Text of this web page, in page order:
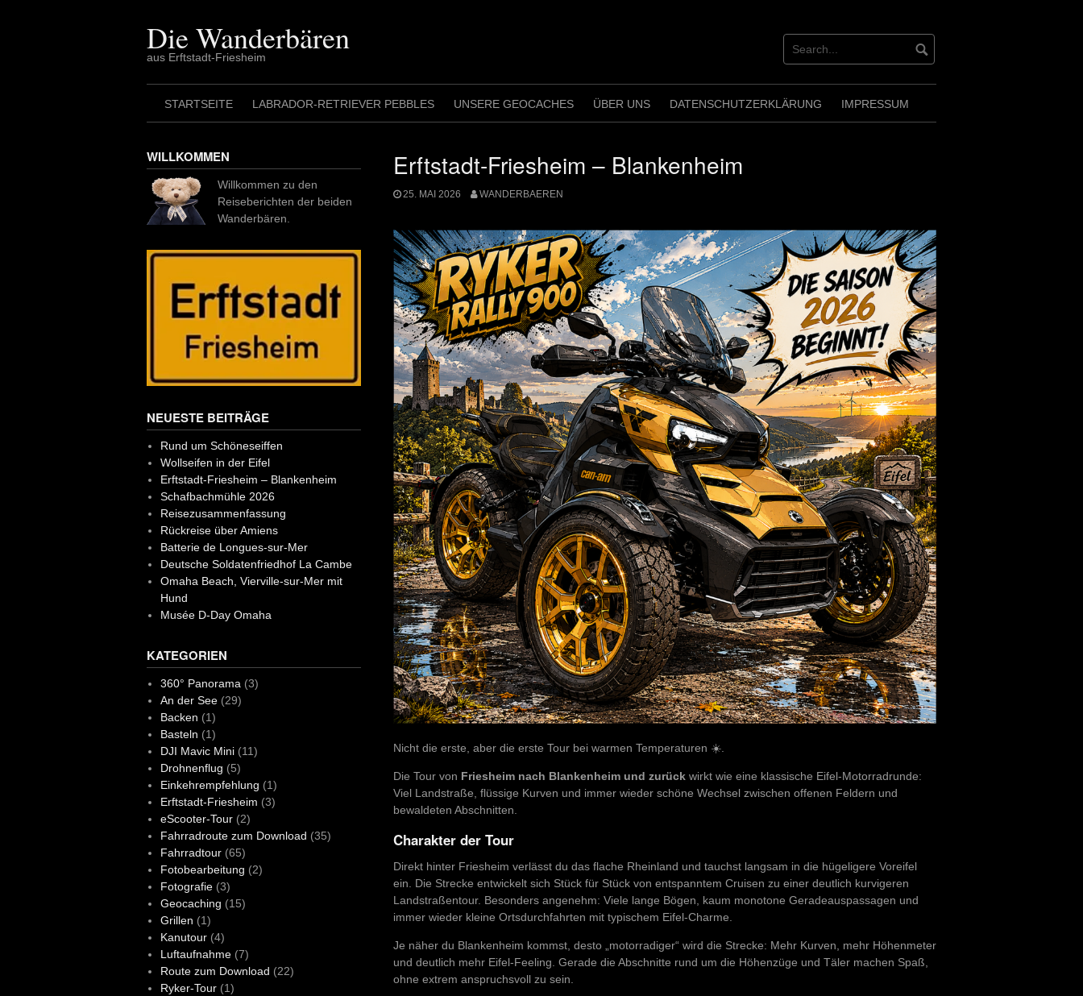
Die Wanderbären
aus Erftstadt-Friesheim
STARTSEITE LABRADOR-RETRIEVER PEBBLES UNSERE GEOCACHES ÜBER UNS DATENSCHUTZERKLÄRUNG IMPRESSUM
Erftstadt-Friesheim – Blankenheim
25. MAI 2026 WANDERBAEREN
Nicht die erste, aber die erste Tour bei warmen Temperaturen ☀️.
Die Tour von Friesheim nach Blankenheim und zurück wirkt wie eine klassische Eifel-Motorradrunde:
Viel Landstraße, flüssige Kurven und immer wieder schöne Wechsel zwischen offenen Feldern und
bewaldeten Abschnitten.
Charakter der Tour
Direkt hinter Friesheim verlässt du das flache Rheinland und tauchst langsam in die hügeligere Voreifel
ein. Die Strecke entwickelt sich Stück für Stück von entspanntem Cruisen zu einer deutlich kurvigeren
Landstraßentour. Besonders angenehm: Viele lange Bögen, kaum monotone Geradeauspassagen und
immer wieder kleine Ortsdurchfahrten mit typischem Eifel-Charme.
Je näher du Blankenheim kommst, desto „motorradiger“ wird die Strecke: Mehr Kurven, mehr Höhenmeter
und deutlich mehr Eifel-Feeling. Gerade die Abschnitte rund um die Höhenzüge und Täler machen Spaß,
ohne extrem anspruchsvoll zu sein.
WILLKOMMEN
Willkommen zu den
Reiseberichten der beiden
Wanderbären.
NEUESTE BEITRÄGE
Rund um Schöneseiffen
Wollseifen in der Eifel
Erftstadt-Friesheim – Blankenheim
Schafbachmühle 2026
Reisezusammenfassung
Rückreise über Amiens
Batterie de Longues-sur-Mer
Deutsche Soldatenfriedhof La Cambe
Omaha Beach, Vierville-sur-Mer mit
Hund
Musée D-Day Omaha
KATEGORIEN
360° Panorama(3)
An der See(29)
Backen (1)
Basteln (1)
DJI Mavic Mini(11)
Drohnenflug (5)
Einkehrempfehlung (1)
Erftstadt-Friesheim (3)
eScooter-Tour(2)
Fahrradroute zum Download (35)
Fahrradtour(65)
Fotobearbeitung (2)
Fotografie(3)
Geocaching (15)
Grillen (1)
Kanutour(4)
Luftaufnahme(7)
Route zum Download (22)
Ryker-Tour(1)